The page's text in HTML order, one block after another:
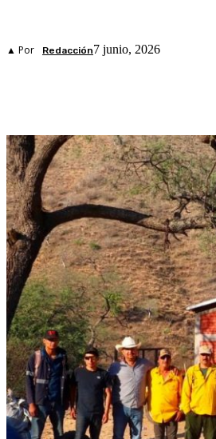
▲ Por Redacción7 junio, 2026